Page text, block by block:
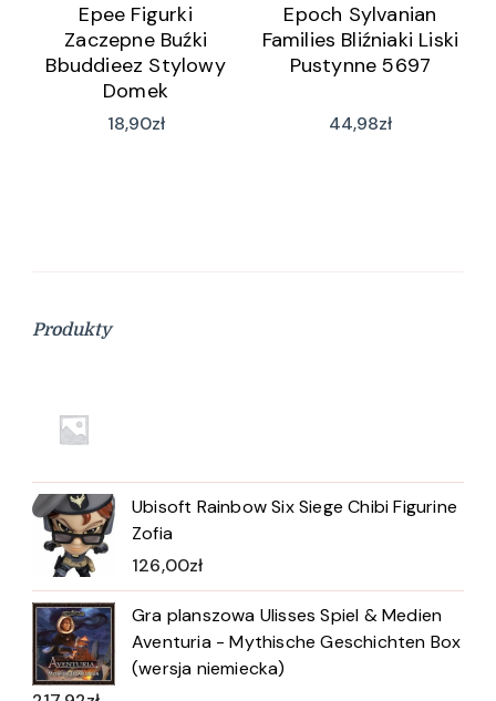
Epee Figurki
Zaczepne Buźki
Bbuddieez Stylowy
Domek
18,90zł
Epoch Sylvanian
Families Bliźniaki Liski
Pustynne 5697
44,98zł
Produkty
Ubisoft Rainbow Six Siege Chibi Figurine
Zofia
126,00zł
Gra planszowa Ulisses Spiel & Medien
Aventuria - Mythische Geschichten Box
(wersja niemiecka)